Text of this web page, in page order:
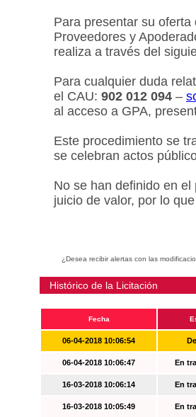
Para presentar su
Proveedores y
realiza a través del
Para cualquier duda
el CAU: 902 012 094 –
al acceso a GPA,
Este procedimiento se
se celebran actos
No se han definido en
juicio de valor, por lo
¿Desea recibir alertas con las
Histórico de la Licitación
Fecha
06-04-2018 10:06:54
06-04-2018 10:06:47 En
16-03-2018 10:06:14 En
16-03-2018 10:05:49 En